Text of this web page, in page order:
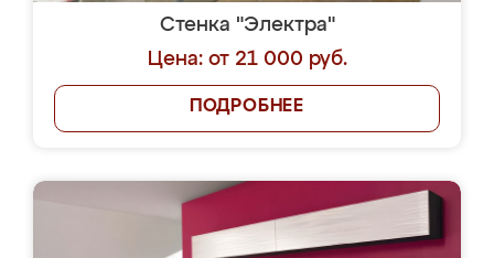
Стенка "Электра"
Цена: от 21 000 руб.
ПОДРОБНЕЕ